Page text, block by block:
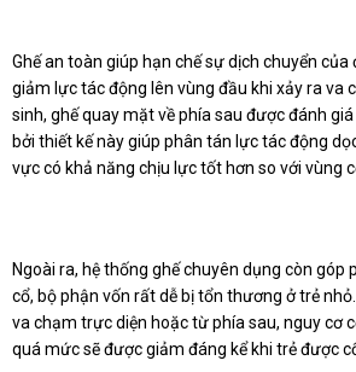
Ghế an toàn giúp hạn chế sự dịch chuyển
giảm lực tác động lên vùng đầu khi xảy ra va
sinh, ghế quay mặt về phía sau được đánh
bởi thiết kế này giúp phân tán lực tác động
vực có khả năng chịu lực tốt hơn so với vùng
Ngoài ra, hệ thống ghế chuyên dụng còn góp
cổ, bộ phận vốn rất dễ bị tổn thương ở trẻ
va chạm trực diện hoặc từ phía sau, nguy cơ
quá mức sẽ được giảm đáng kể khi trẻ được